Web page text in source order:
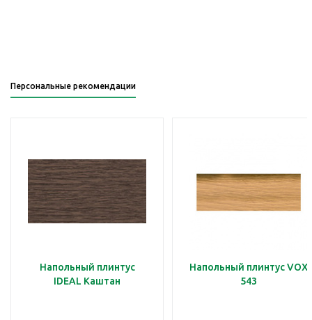
Персональные рекомендации
Напольный плинтус
IDEAL Каштан
Напольный плинтус VOX
543